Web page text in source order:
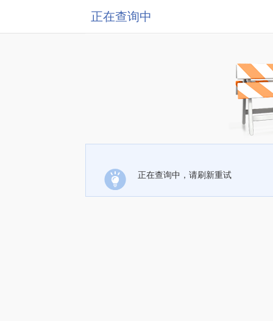
正在查询中
正在查询中，请刷新重试